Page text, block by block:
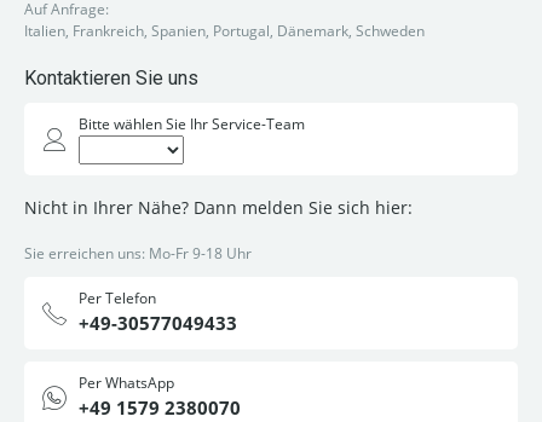
Auf Anfrage:
Italien, Frankreich, Spanien, Portugal, Dänemark, Schweden
Kontaktieren Sie uns
Bitte wählen Sie Ihr Service-Team
Nicht in Ihrer Nähe? Dann melden Sie sich hier:
Sie erreichen uns: Mo-Fr 9-18 Uhr
Per Telefon
+49-30577049433
Per WhatsApp
+49 1579 2380070